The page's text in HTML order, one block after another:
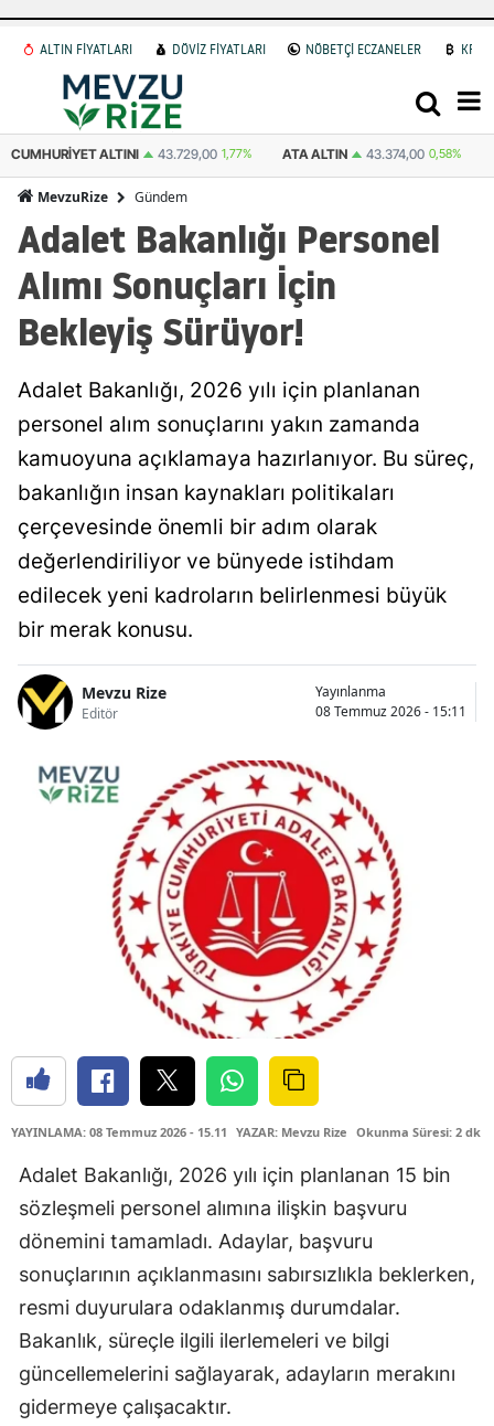
ALTIN FİYATLARI DÖVİZ FİYATLARI NÖBETÇİ ECZANELER
ATA ALTIN 43.374,00 0,58% DOLAR 47,6006 0.06% EURO 55,0471
MevzuRize Gündem
Adalet Bakanlığı Personel
Alımı Sonuçları İçin
Bekleyiş Sürüyor!
Adalet Bakanlığı, 2026 yılı için planlanan
personel alım sonuçlarını yakın zamanda
kamuoyuna açıklamaya hazırlanıyor. Bu süreç,
bakanlığın insan kaynakları politikaları
çerçevesinde önemli bir adım olarak
değerlendiriliyor ve bünyede istihdam
edilecek yeni kadroların belirlenmesi büyük
bir merak konusu.
Mevzu Rize
Editör
Yayınlanma
08 Temmuz 2026 - 15:11
YAYINLAMA: 08 Temmuz 2026 - 15.11 YAZAR: Mevzu Rize Okunma Süresi: 2 dk
Adalet Bakanlığı, 2026 yılı için planlanan 15 bin
sözleşmeli personel alımına ilişkin başvuru
dönemini tamamladı. Adaylar, başvuru
sonuçlarının açıklanmasını sabırsızlıkla beklerken,
resmi duyurulara odaklanmış durumdalar.
Bakanlık, süreçle ilgili ilerlemeleri ve bilgi
güncellemelerini sağlayarak, adayların merakını
gidermeye çalışacaktır.